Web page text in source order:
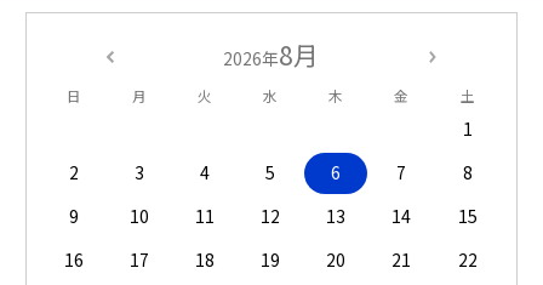
2026年8月
日 月 火 水 木 金 土
1
2
3 4 5 6 7
8
9
10 11 12 13 14
15
16
17 18 19 20 21
22